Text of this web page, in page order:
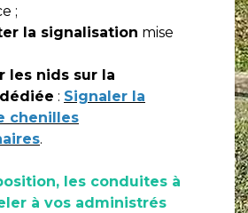
;
la signalisation mise
les nids sur la
: Signaler la
chenilles
.
les conduites à
à vos administrés